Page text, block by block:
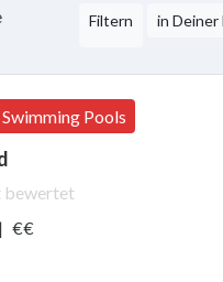
Filtern in Deiner
Pools
bewertet
| €€